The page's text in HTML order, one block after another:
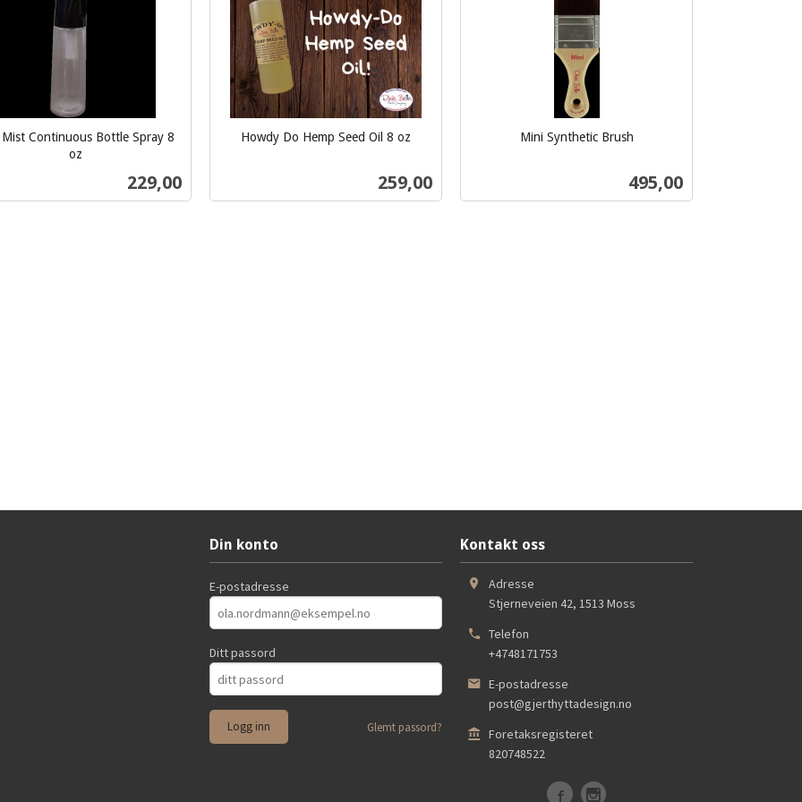
Mist Continuous Bottle Spray 8
oz
Pris
229,00
Howdy Do Hemp Seed Oil 8 oz
Pris
259,00
Mini Synthetic Brush
Pris
495,00
Din konto
E-postadresse
Ditt passord
Glemt passord?
Kontakt oss
Adresse
Stjerneveien 42, 1513 Moss
Telefon
+4748171753
E-postadresse
post@gjerthyttadesign.no
Foretaksregisteret
820748522